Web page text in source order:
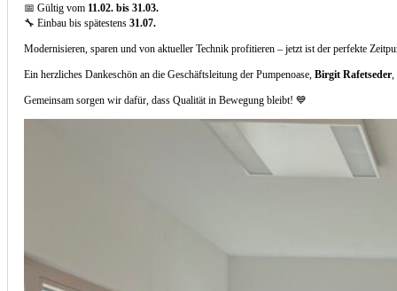
📅 Gültig vom 11.02. bis 31.03.
🔧 Einbau bis spätestens31.07.
Modernisieren, sparen und von aktueller Technik profitieren – jetzt ist der perfekte
Ein herzliches Dankeschön an die Geschäftsleitung der Pumpenoase,Birgit Rafetseder
Gemeinsam sorgen wir dafür, dass Qualität in Bewegung bleibt! 💙